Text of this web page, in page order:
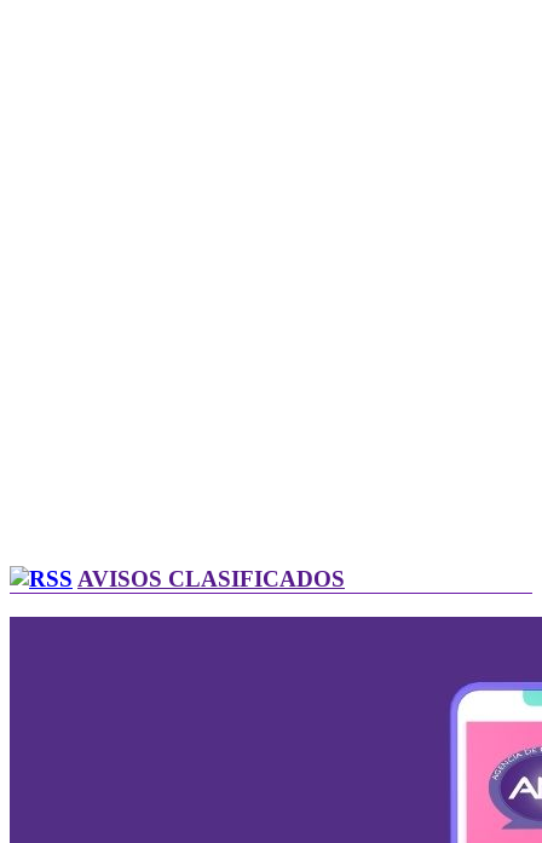
AVISOS CLASIFICADOS